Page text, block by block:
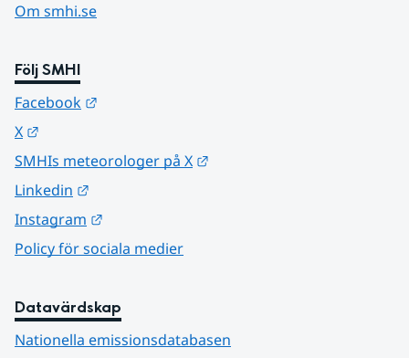
Om smhi.se
Följ SMHI
Facebook
X
SMHIs meteorologer på X
Linkedin
Instagram
Policy för sociala medier
Datavärdskap
Nationella emissionsdatabasen